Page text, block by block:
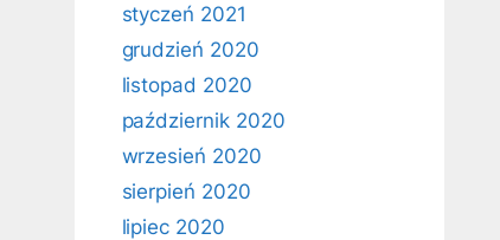
styczeń 2021
grudzień 2020
listopad 2020
październik 2020
wrzesień 2020
sierpień 2020
lipiec 2020